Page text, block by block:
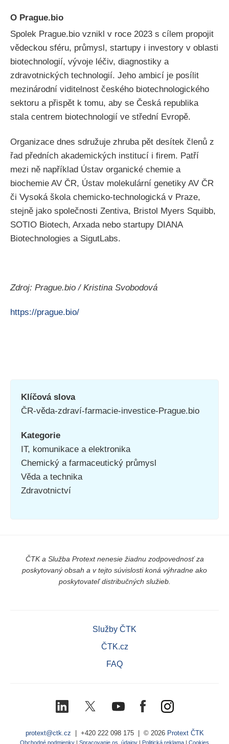
O Prague.bio
Spolek Prague.bio vznikl v roce 2023 s cílem propojit
vědeckou sféru, průmysl, startupy i investory v oblasti
biotechnologií, vývoje léčiv, diagnostiky a
zdravotnických technologií. Jeho ambicí je posílit
mezinárodní viditelnost českého biotechnologického
sektoru a přispět k tomu, aby se Česká republika
stala centrem biotechnologií ve střední Evropě.
Organizace dnes sdružuje zhruba pět desítek členů z
řad předních akademických institucí i firem. Patří
mezi ně například Ústav organické chemie a
biochemie AV ČR, Ústav molekulární genetiky AV ČR
či Vysoká škola chemicko-technologická v Praze,
stejně jako společnosti Zentiva, Bristol Myers Squibb,
SOTIO Biotech, Arxada nebo startupy DIANA
Biotechnologies a SigutLabs.
Zdroj: Prague.bio / Kristina Svobodová
https://prague.bio/
Klíčová slova
ČR-věda-zdraví-farmacie-investice-Prague.bio
Kategorie
IT, komunikace a elektronika
Chemický a farmaceutický průmysl
Věda a technika
Zdravotnictví
ČTK a Služba Protext nenesie žiadnu zodpovednosť za
poskytovaný obsah a v tejto súvislosti koná výhradne ako
poskytovateľ distribučných služieb.
Služby ČTK
ČTK.cz
FAQ
LinkedIn YoutubeFacebookInstagram
protext@ctk.cz +420 222 098 175| © 2026 Protext ČTK
Obchodné podmienky | Spracovanie os. údajov | Politická reklama | Cookies